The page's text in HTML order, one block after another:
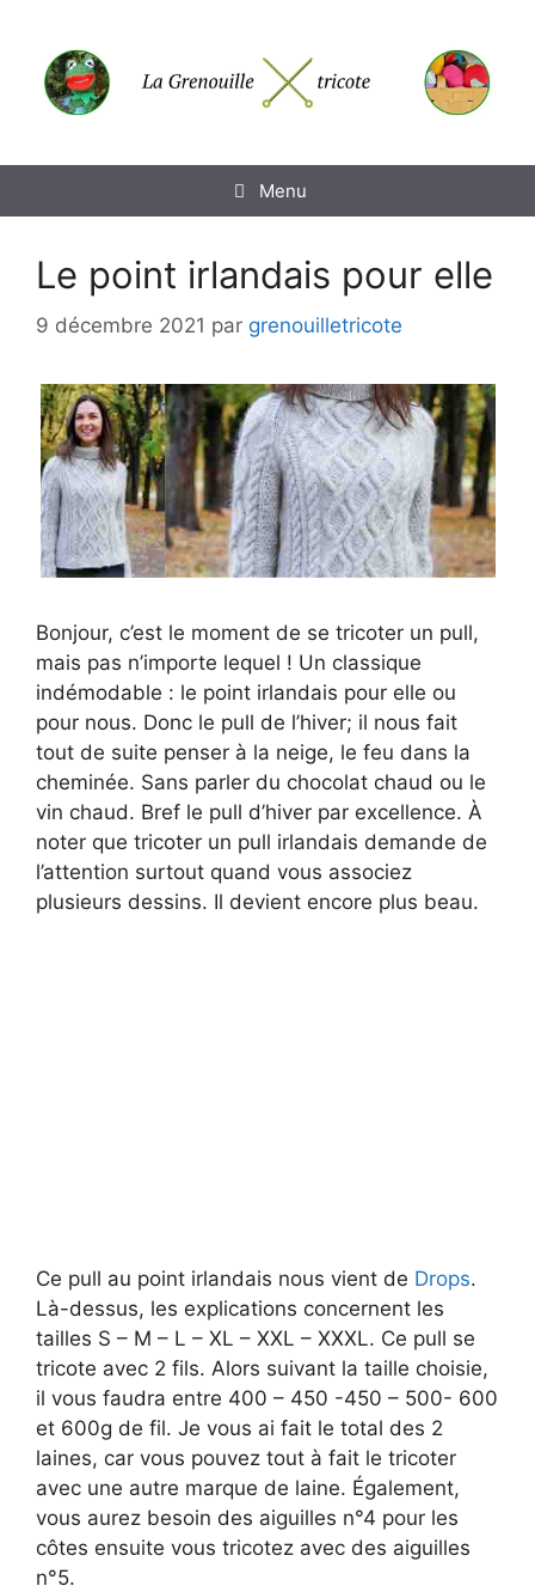
contenu
Menu
Le point irlandais pour elle
9 décembre 2021 par grenouilletricote
Bonjour, c’est le moment de se tricoter un pull,
mais pas n’importe lequel ! Un classique
indémodable : le point irlandais pour elle ou
pour nous. Donc le pull de l’hiver; il nous fait
tout de suite penser à la neige, le feu dans la
cheminée. Sans parler du chocolat chaud ou le
vin chaud. Bref le pull d’hiver par excellence. À
noter que tricoter un pull irlandais demande de
l’attention surtout quand vous associez
plusieurs dessins. Il devient encore plus beau.
Ce pull au point irlandais nous vient de Drops.
Là-dessus, les explications concernent les
tailles S – M – L – XL – XXL – XXXL. Ce pull se
tricote avec 2 fils. Alors suivant la taille choisie,
il vous faudra entre 400 – 450 -450 – 500- 600
et 600g de fil. Je vous ai fait le total des 2
laines, car vous pouvez tout à fait le tricoter
avec une autre marque de laine. Également,
vous aurez besoin des aiguilles n°4 pour les
côtes ensuite vous tricotez avec des aiguilles
n°5.